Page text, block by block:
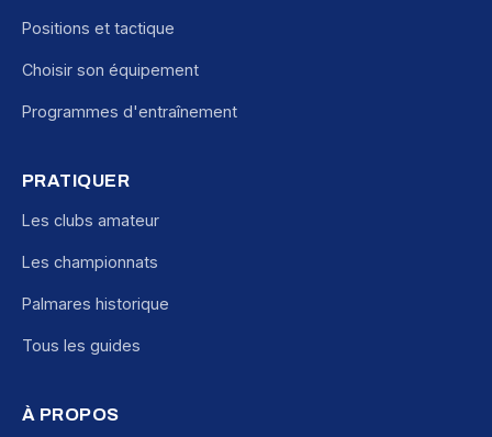
Positions et tactique
Choisir son équipement
Programmes d'entraînement
PRATIQUER
Les clubs amateur
Les championnats
Palmares historique
Tous les guides
À PROPOS